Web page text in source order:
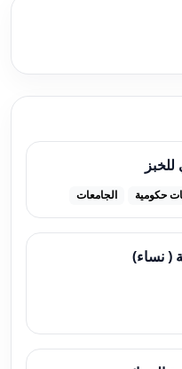
حكومية الجامعات
( نساء)